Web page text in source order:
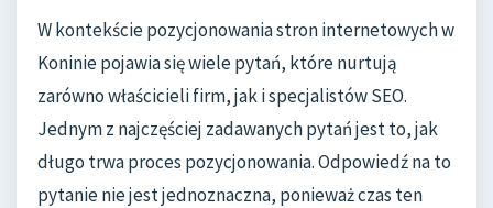
W kontekście pozycjonowania stron internetowych w
Koninie pojawia się wiele pytań, które nurtują
zarówno właścicieli firm, jak i specjalistów SEO.
Jednym z najczęściej zadawanych pytań jest to, jak
długo trwa proces pozycjonowania. Odpowiedź na to
pytanie nie jest jednoznaczna, ponieważ czas ten